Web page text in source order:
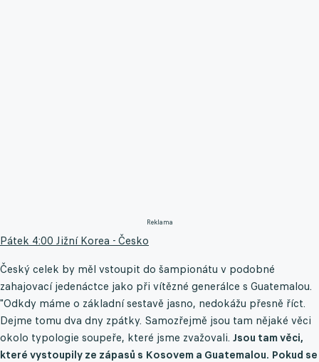
Reklama
Pátek 4:00 Jižní Korea - Česko
Český celek by měl vstoupit do šampionátu v podobné
zahajovací jedenáctce jako při vítězné generálce s Guatemalou.
"Odkdy máme o základní sestavě jasno, nedokážu přesně říct.
Dejme tomu dva dny zpátky. Samozřejmě jsou tam nějaké věci
okolo typologie soupeře, které jsme zvažovali. Jsou tam věci,
které vystoupily ze zápasů s Kosovem a Guatemalou. Pokud se